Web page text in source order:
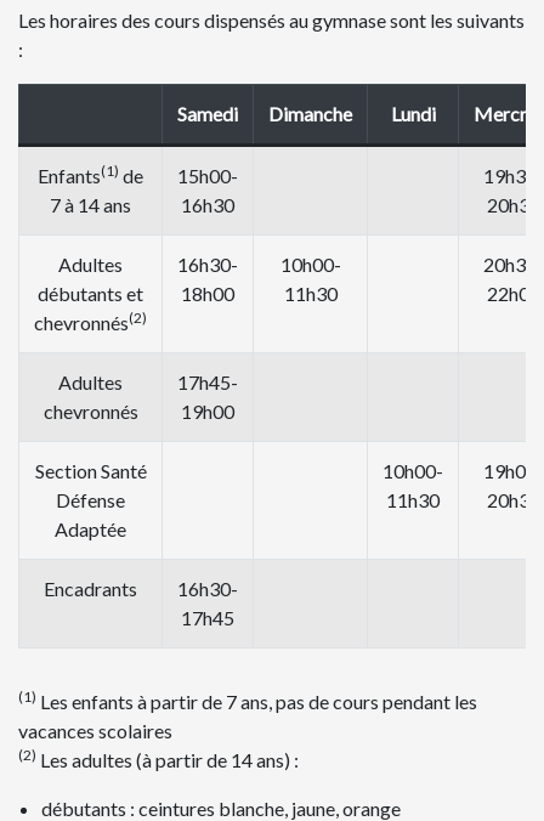
Les horaires des cours dispensés au gymnase sont les suivants
:
Samedi Dimanche Lundi
Enfants(1) de
7 à 14 ans
15h00-
16h30
19h30-
20h30
Adultes
débutants et
chevronnés(2)
16h30-
18h00
10h00-
11h30
20h30-
22h00
Adultes
chevronnés
17h45-
19h00
Section Santé
Défense
Adaptée
10h00-
11h30
19h00-
20h30
Encadrants
16h30-
17h45
(1) Les enfants à partir de 7 ans, pas de cours pendant les
vacances scolaires
(2) Les adultes (à partir de 14 ans) :
débutants : ceintures blanche, jaune, orange